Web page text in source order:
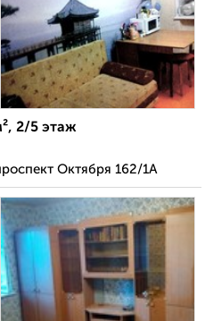
2/5 этаж
Октября 162/1А